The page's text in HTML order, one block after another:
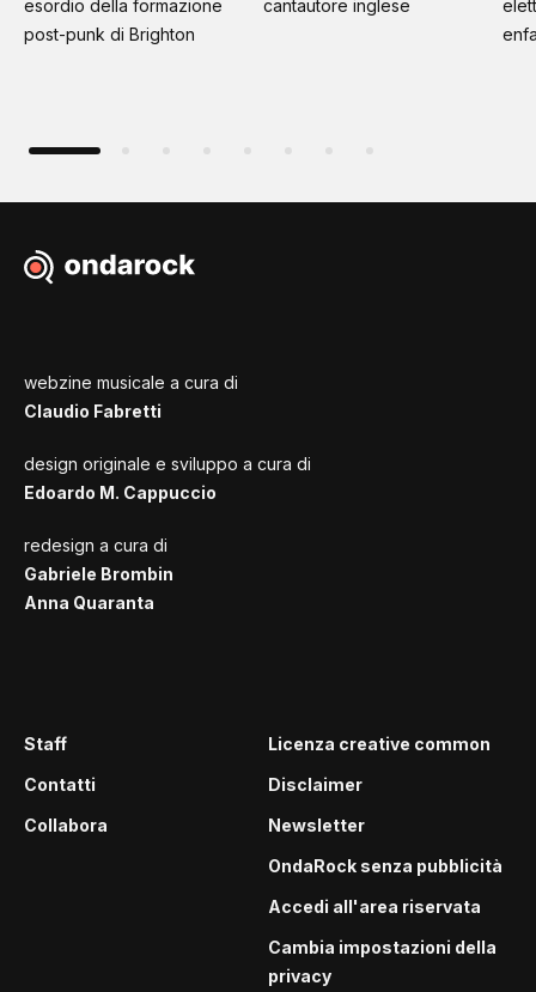
esordio della formazione
post-punk di Brighton
cantautore inglese
webzine musicale a cura di
Claudio Fabretti
design originale e sviluppo a cura di
Edoardo M. Cappuccio
redesign a cura di
Gabriele Brombin
Anna Quaranta
Staff
Contatti
Collabora
Licenza creative common
Disclaimer
Newsletter
OndaRock senza pubblicità
Accedi all'area riservata
Cambia impostazioni della
privacy